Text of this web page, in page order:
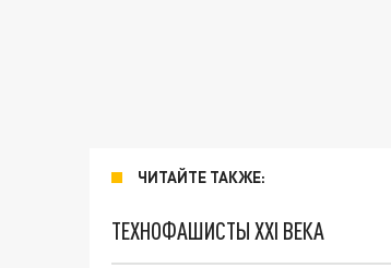
ЧИТАЙТЕ ТАКЖЕ:
ТЕХНОФАШИСТЫ XXI ВЕКА